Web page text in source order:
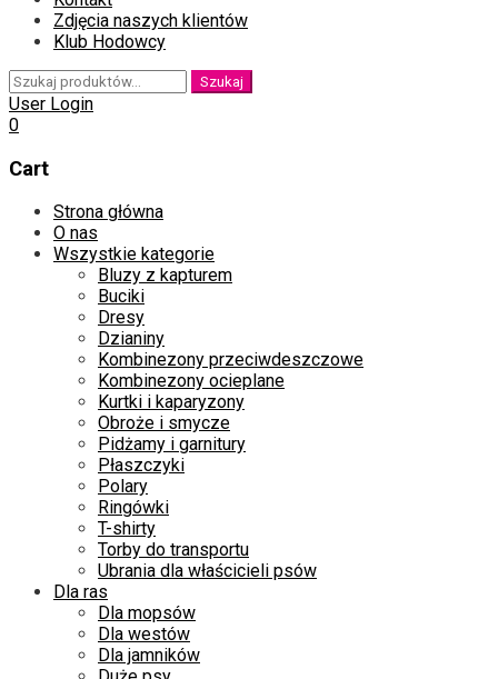
Zdjęcia naszych klientów
Klub Hodowcy
Szukaj:
Szukaj
User Login
0
Cart
Skip
content
Strona główna
O nas
Wszystkie kategorie
Bluzy z kapturem
Buciki
Dresy
Dzianiny
Kombinezony przeciwdeszczowe
Kombinezony ocieplane
Kurtki i kaparyzony
Obroże i smycze
Pidżamy i garnitury
Płaszczyki
Polary
Ringówki
T-shirty
Torby do transportu
Ubrania dla właścicieli psów
Dla ras
Dla mopsów
Dla westów
Dla jamników